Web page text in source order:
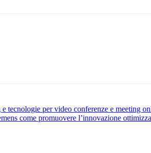
tecnologie per video conferenze e meeting
come promuovere l’innovazione